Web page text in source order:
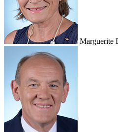
Marguerite